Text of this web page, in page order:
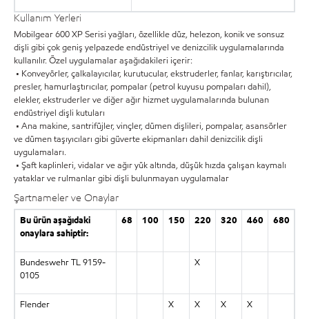
Kullanım Yerleri
Mobilgear 600 XP Serisi yağları, özellikle düz, helezon, konik ve sonsuz
dişli gibi çok geniş yelpazede endüstriyel ve denizcilik uygulamalarında
kullanılır. Özel uygulamalar aşağıdakileri içerir:
• Konveyörler, çalkalayıcılar, kurutucular, ekstruderler, fanlar, karıştırıcılar,
presler, hamurlaştırıcılar, pompalar (petrol kuyusu pompaları dahil),
elekler, ekstruderler ve diğer ağır hizmet uygulamalarında bulunan
endüstriyel dişli kutuları
• Ana makine, santrifüjler, vinçler, dümen dişlileri, pompalar, asansörler
ve dümen taşıyıcıları gibi güverte ekipmanları dahil denizcilik dişli
uygulamaları.
• Şaft kaplinleri, vidalar ve ağır yük altında, düşük hızda çalışan kaymalı
yataklar ve rulmanlar gibi dişli bulunmayan uygulamalar
Şartnameler ve Onaylar
Bu ürün aşağıdaki
onaylara sahiptir:
68 100 150 220 320 460 680
Bundeswehr TL 9159-
0105
X
Flender X X X X